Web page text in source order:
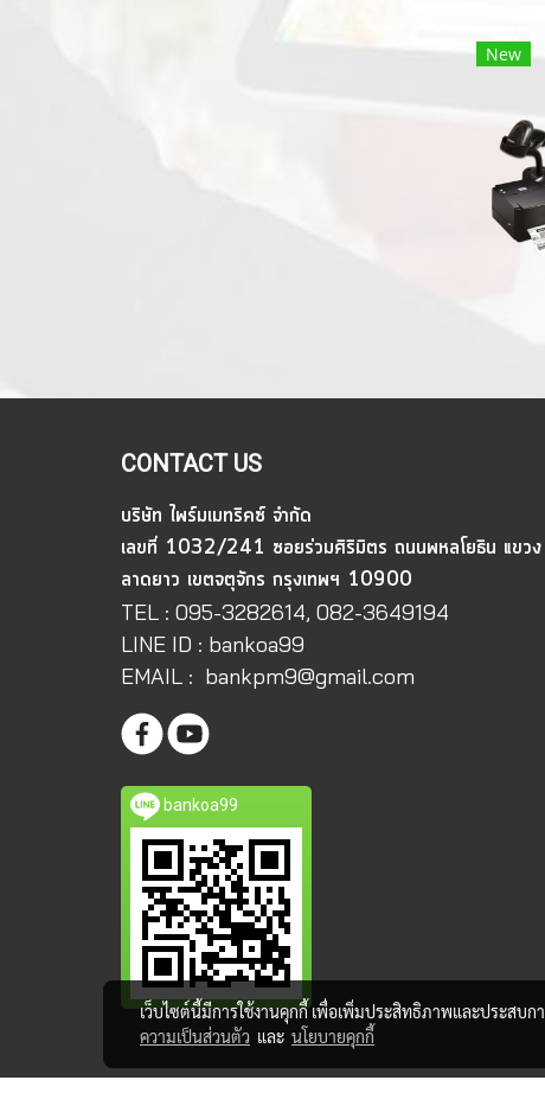
New
CONTACT US
บริษัท ไพร์มเมทริคซ์ จำกัด
เลขที่ 1032/241 ซอยร่วมศิริมิตร ถนนพหลโยธิน แขวง
ลาดยาว เขตจตุจักร กรุงเทพฯ 10900
TEL : 095-3282614, 082-3649194
LINE ID : bankoa99
EMAIL : bankpm9@gmail.com
bankoa99
เว็บไซต์นี้มีการใช้งานคุกกี้ เพื่อเพิ่มประสิทธิภาพและประสบ
ความเป็นส่วนตัว และ นโยบายคุกกี้